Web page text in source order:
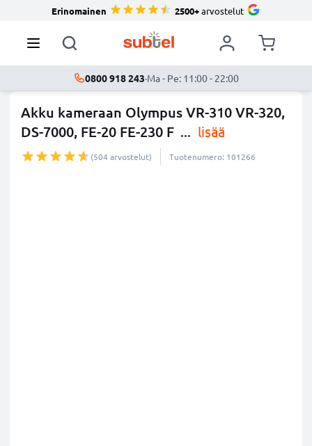
Erinomainen 2500+arvostelut
0800 918 243·Ma - Pe: 11:00 - 22:00
Akku kameraan Olympus VR-310 VR-320,
DS-7000, FE-20 FE-230 F ... lisää
(504 arvostelut) Tuotenumero: 101266